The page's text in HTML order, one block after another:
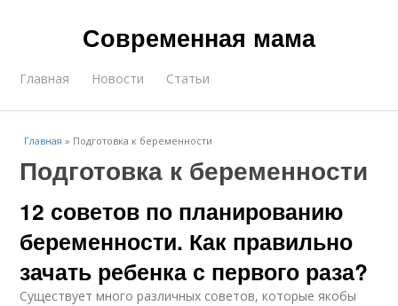
Современная мама
Главная Новости Статьи
Главная » Подготовка к беременности
Подготовка к беременности
12 советов по планированию
беременности. Как правильно
зачать ребенка с первого раза?
Существует много различных советов, которые якобы